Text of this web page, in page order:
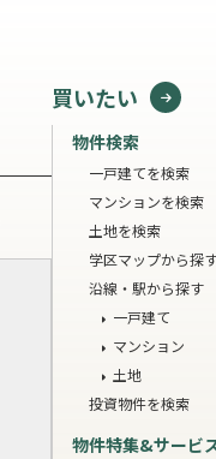
買いたい
物件検索
一戸建てを検索
マンションを検索
土地を検索
学区マップから探
沿線・駅から探す
一戸建て
マンション
土地
投資物件を検索
物件特集&サービ